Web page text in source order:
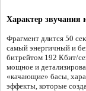
Характер звучания
Фрагмент длится 50
самый энергичный и
битрейтом 192 Кбит/
мощное и
«качающие» басы,
эффекты, которые